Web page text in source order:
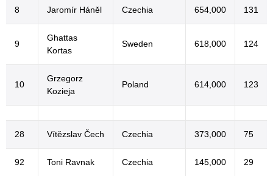
8 Jaromír Háněl Czechia 654,000 131
9
Ghattas
Kortas
Sweden 618,000 124
10
Grzegorz
Kozieja
Poland 614,000 123
28 Vítězslav Čech Czechia 373,000 75
92 Toni Ravnak Czechia 145,000 29